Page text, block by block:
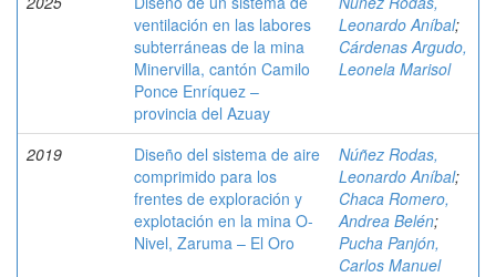
ventilación en las labores
subterráneas de la mina
Minervilla, cantón Camilo
Ponce Enríquez –
provincia del Azuay
Leonardo Aníbal;
Cárdenas Argudo,
Leonela Marisol
2019
Diseño del sistema de aire
comprimido para los
frentes de exploración y
explotación en la mina O-
Nivel, Zaruma – El Oro
Núñez Rodas,
Leonardo Aníbal;
Chaca Romero,
Andrea Belén;
Pucha Panjón,
Carlos Manuel